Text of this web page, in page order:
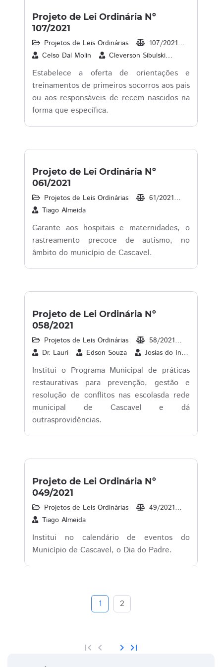
Projeto de Lei Ordinária Nº
107/2021
Projetos de Leis Ordinárias 107/2021
Celso Dal Molin
Cleverson Sibulski
Estabelece a oferta de orientações e
treinamentos de primeiros socorros aos pais
ou aos responsáveis de recem­ nascidos na
forma que específica.
Projeto de Lei Ordinária Nº
061/2021
Projetos de Leis Ordinárias 61/2021
Tiago Almeida
Garante aos hospitais e maternidades, o
rastreamento precoce de autismo, no
âmbito do município de Cascavel.
Projeto de Lei Ordinária Nº
058/2021
Projetos de Leis Ordinárias 58/2021
Dr. Lauri
Edson Souza Josias do Interlagos
Institui o Programa Municipal de práticas
restaurativas para prevenção, gestão e
resolução de conflitos nas escolasda rede
municipal de Cascavel e dá
outrasprovidências.
Projeto de Lei Ordinária Nº
049/2021
Projetos de Leis Ordinárias 49/2021
Tiago Almeida
Institui no calendário de eventos do
Município de Cascavel, o Dia do Padre.
first_page chevron_left
1 2
chevron_right last_page